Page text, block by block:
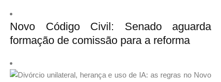
Novo Código Civil: Senado aguarda
formação de comissão para a reforma